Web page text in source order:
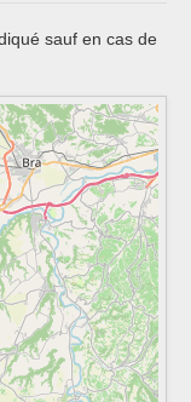
sauf en cas de